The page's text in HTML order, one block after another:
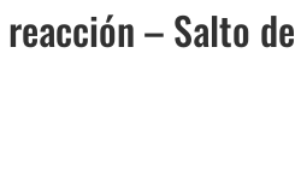
Historia, mitos y dorsales legendarios
del fútbol: De Yashin a Casillas
– Salto